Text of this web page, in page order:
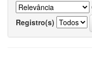
Registro(s)